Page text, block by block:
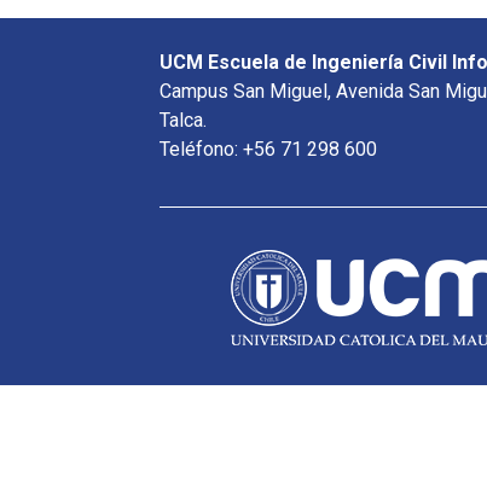
UCM Escuela de Ingeniería Civil
Campus San Miguel, Avenida San
Talca.
Teléfono: +56 71 298 600